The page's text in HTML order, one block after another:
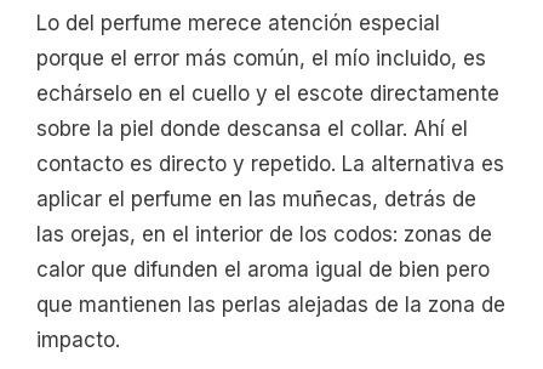
Lo del perfume merece atención especial
porque el error más común, el mío incluido, es
echárselo en el cuello y el escote directamente
sobre la piel donde descansa el collar. Ahí el
contacto es directo y repetido. La alternativa es
aplicar el perfume en las muñecas, detrás de
las orejas, en el interior de los codos: zonas de
calor que difunden el aroma igual de bien pero
que mantienen las perlas alejadas de la zona de
impacto.